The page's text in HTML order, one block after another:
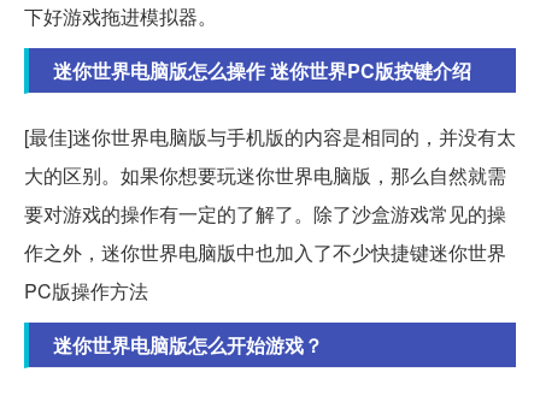
下好游戏拖进模拟器。
迷你世界电脑版怎么操作 迷你世界PC版按键介绍
[最佳]迷你世界电脑版与手机版的内容是相同的，并没有太
大的区别。如果你想要玩迷你世界电脑版，那么自然就需
要对游戏的操作有一定的了解了。除了沙盒游戏常见的操
作之外，迷你世界电脑版中也加入了不少快捷键迷你世界
PC版操作方法
迷你世界电脑版怎么开始游戏？